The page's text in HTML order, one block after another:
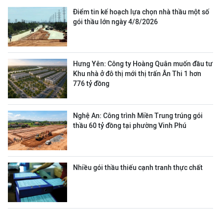
Điểm tin kế hoạch lựa chọn nhà thầu một số
gói thầu lớn ngày 4/8/2026
Hưng Yên: Công ty Hoàng Quân muốn đầu tư
Khu nhà ở đô thị mới thị trấn Ân Thi 1 hơn
776 tỷ đồng
Nghệ An: Công trình Miền Trung trúng gói
thầu 60 tỷ đồng tại phường Vinh Phú
Nhiều gói thầu thiếu cạnh tranh thực chất